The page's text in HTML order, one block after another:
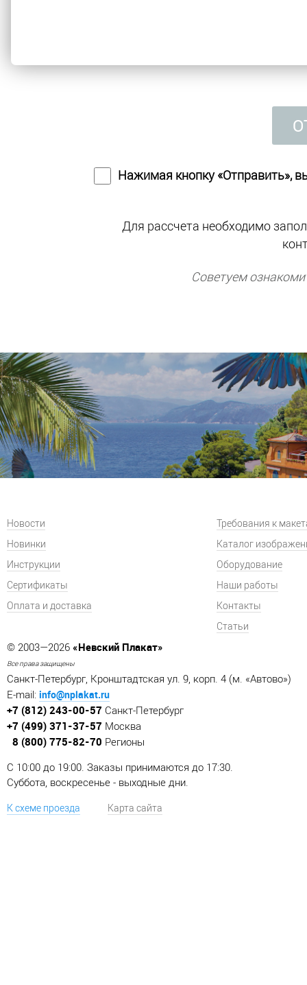
Нажимая кнопку «Отправить»,
Для рассчета необходимо
Советуем
Новости
Новинки
Инструкции
Сертификаты
Оплата и доставка
Требования к
Каталог
Оборудование
Наши работы
Контакты
Статьи
© 2003—2026 «Невский Плакат»
Все права защищены
Санкт-Петербург, Кронштадтская ул. 9, корп. 4 (м. «Автово»)
E-mail: info@nplakat.ru
+7 (812) 243-00-57 Санкт-Петербург
+7 (499) 371-37-57 Москва
8 (800) 775-82-70 Регионы
C 10:00 до 19:00. Заказы принимаются до 17:30.
Суббота, воскресенье - выходные дни.
К схеме проезда Карта сайта